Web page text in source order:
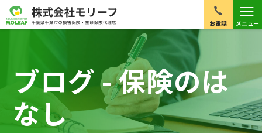
≡
メニュー
お電話
ブログ - 保険のは
なし